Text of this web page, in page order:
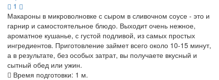
1
Макароны в микроволновке с сыром в сливочном соусе - это и
гарнир и самостоятельное блюдо. Выходит очень нежное,
ароматное кушанье, с густой подливой, из самых простых
ингредиентов. Приготовление займет всего около 10-15 минут,
а в результате, без особых затрат, вы получаете вкусный и
сытный обед или ужин.
Время подготовки: 1 м.